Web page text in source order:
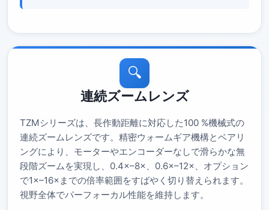
🔍
連続ズームレンズ
TZMシリーズは、長作動距離に対応した100 %機械式の
連続ズームレンズです。精密ウォームギア機構とベアリ
ングにより、モーターやエンコーダーなしで滑らかな無
段階ズームを実現し、0.4×–8×、0.6×–12×、オプション
で1×–16×までの倍率範囲をすばやく切り替えられます。
視野全体でパーフォーカル性能を維持します。